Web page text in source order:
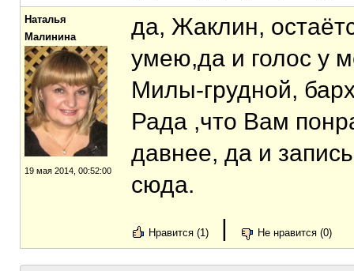
Наталья
Малинина
19 мая 2014, 00:52:00
да, Жаклин,
умею,да и голос у
Милы-грудной,
Рада ,что Вам
давнее, да и
сюда.
Нравится (1) | Не нравится (0)